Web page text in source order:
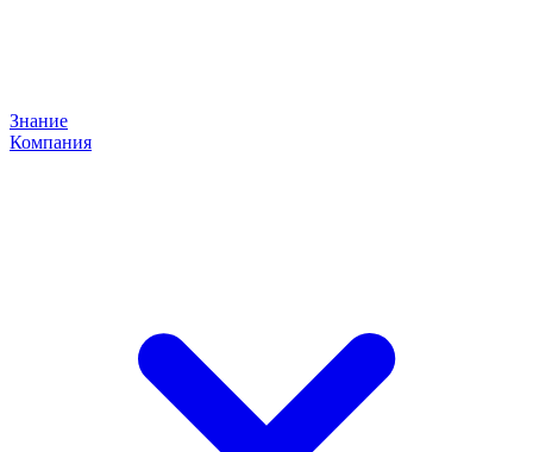
Знание
Компания